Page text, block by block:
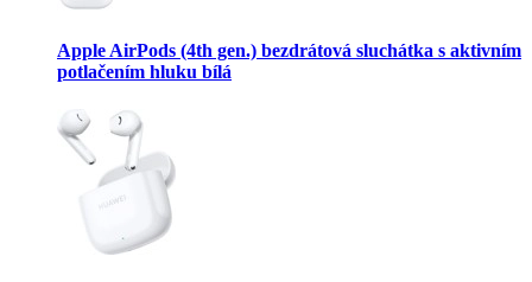
Apple AirPods (4th gen.) bezdrátová sluchátka s aktivním
potlačením hluku bílá